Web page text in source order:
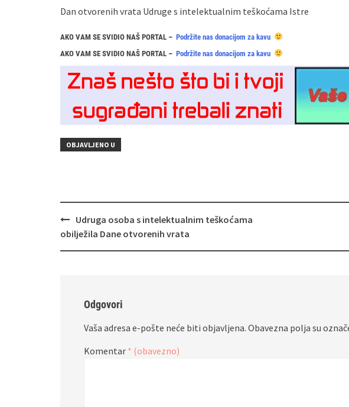
Dan otvorenih vrata Udruge s intelektualnim teškoćama Istre
AKO VAM SE SVIDIO NAŠ PORTAL – Podržite nas donacijom za kavu
AKO VAM SE SVIDIO NAŠ PORTAL – Podržite nas donacijom za kavu
OBJAVLJENO U
Navigacija
objava
Udruga osoba s intelektualnim teškoćama
obilježila Dane otvorenih vrata
Odgovori
Vaša adresa e-pošte neće biti objavljena. Obavezna polja su
Komentar * (obavezno)